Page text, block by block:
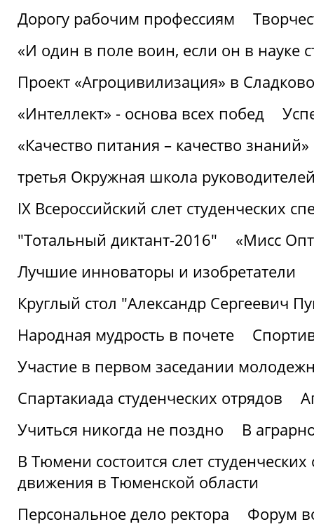
Дорогу рабочим профессиям
«И один в поле воин, если он в науке
Проект «Агроцивилизация» в Сладково
«Интеллект» - основа всех побед
«Качество питания – качество знаний»
третья Окружная школа
IХ Всероссийский слет студенческих
"Тотальный диктант-2016"
«Мисс
Лучшие инноваторы и изобретатели
Круглый стол "Александр Сергеевич
Народная мудрость в почете
Участие в первом заседании
Спартакиада студенческих отрядов
Учиться никогда не поздно
В
В Тюмени состоится слет
движения в Тюменской области
Персональное дело ректора
Форум